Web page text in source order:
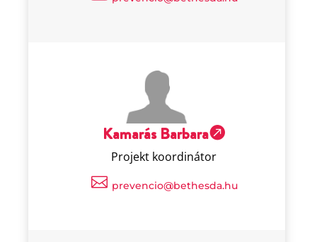
Kamarás Barbara
Projekt koordinátor
 prevencio@bethesda.hu